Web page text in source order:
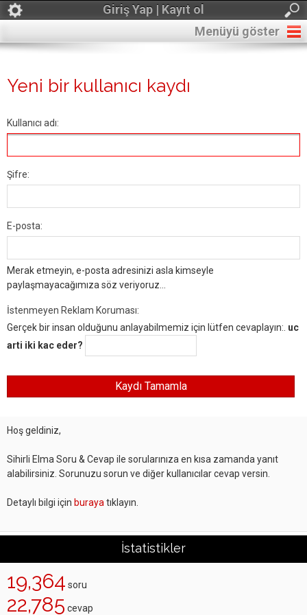
Giriş Yap | Kayıt ol
Menüyü göster
Yeni bir kullanıcı kaydı
Kullanıcı adı:
Şifre:
E-posta:
Merak etmeyin, e-posta adresinizi asla kimseyle
paylaşmayacağımıza söz veriyoruz...
İstenmeyen Reklam Koruması:
Gerçek bir insan olduğunu anlayabilmemiz için lütfen cevaplayın:. uc
arti iki kac eder?
Hoş geldiniz,
Sihirli Elma Soru & Cevap ile sorularınıza en kısa zamanda yanıt
alabilirsiniz. Sorunuzu sorun ve diğer kullanıcılar cevap versin.
Detaylı bilgi için buraya tıklayın.
İstatistikler
19,364 soru
22,785 cevap